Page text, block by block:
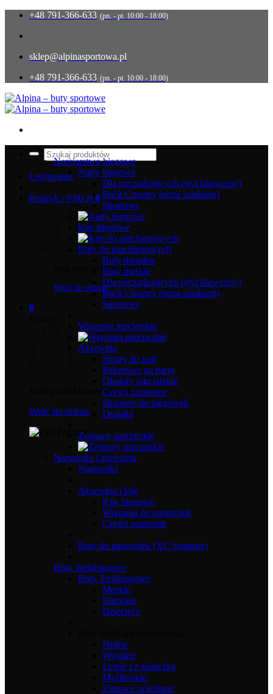
Przewiń
zawartości
+48 791-366-633 (pn. - pt. 10:00 - 18:00)
sklep@alpinasportowa.pl
+48 791-366-633 (pn. - pt. 10:00 - 18:00)
Wyszukiwarka
produktów
Logowanie
Koszyk /0,00 zł 0
Brak produktów w koszyku.
Wróć do sklepu
0
Brak produktów w koszyku.
Wróć do sklepu
Narciarstwo biegowe
Narty biegowe
Dla początkujących (styl klasyczny)
Back Country (poza szlakiem)
Sportowe
Kije biegowe
Buty do nart biegowych
Buty damskie
Buty męskie
Dla początkujących (styl klasyczny)
Back Country (poza szlakiem)
Sportowe
Wiązania narciarskie
Akcesoria
Smary do nart
Pokrowce na narty
Okulary narciarskie
Części zamienne
Skarpety do biegówek
Dodatki
Zestawy narciarskie
Nartorolki i akcesoria
Nartorolki
Akcesoria i kije
Kije biegowe
Wiązania do nartorolek
Części zamienne
Buty do nartorolek (XC Summer)
Buty Trekkingowe
Buty Trekkingowe
Męskie
Damskie
Dziecięce
Niskie
Wysokie
Letnie i z siateczką
Myśliwskie
Zimowe ocieplane